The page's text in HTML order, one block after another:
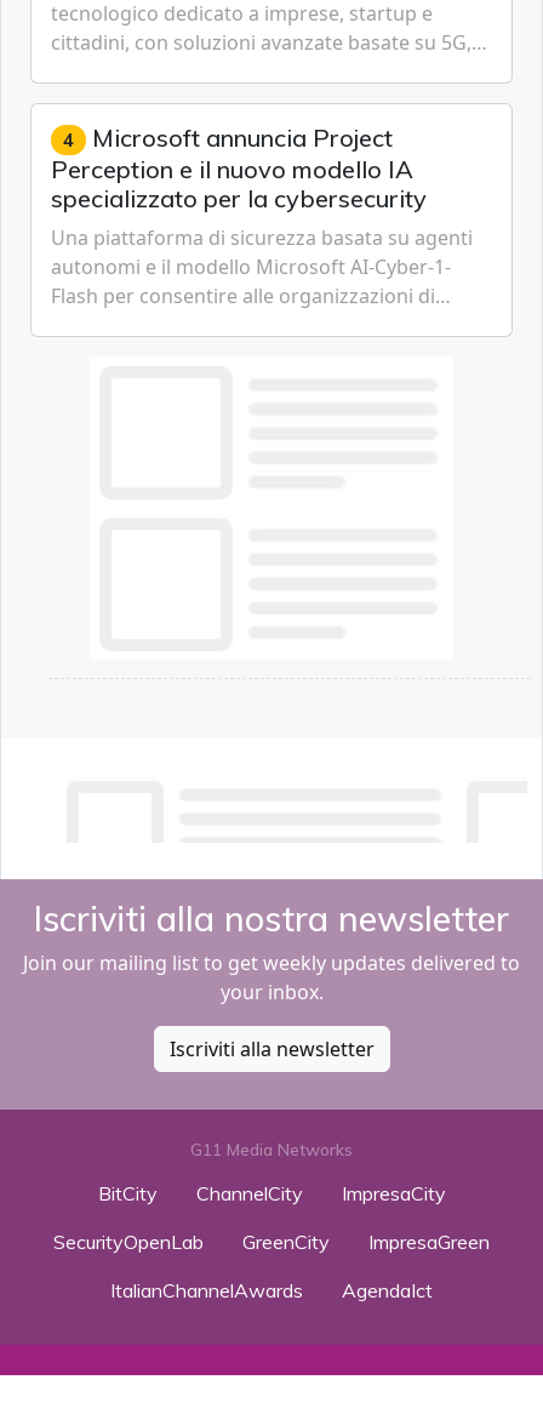
tecnologico dedicato a imprese, startup e
cittadini, con soluzioni avanzate basate su 5G,
Cybersecurity.
4 Microsoft annuncia Project
Perception e il nuovo modello IA
specializzato per la cybersecurity
Una piattaforma di sicurezza basata su agenti
autonomi e il modello Microsoft AI-Cyber-1-
Flash per consentire alle organizzazioni di
Iscriviti alla nostra newsletter
Join our mailing list to get weekly updates delivered to
your inbox.
Iscriviti alla newsletter
G11 Media Networks
BitCity ChannelCity
ImpresaCity
SecurityOpenLab
GreenCity
ImpresaGreen
ItalianChannelAwards
AgendaIct